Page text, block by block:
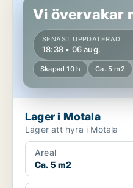
Vi övervakar
SENAST UPPDATERAD
18:38 • 06 aug.
Skapad 10 h Ca. 5 m2
Lager i Motala
Lager att hyra i Motala
Areal
Ca. 5 m2